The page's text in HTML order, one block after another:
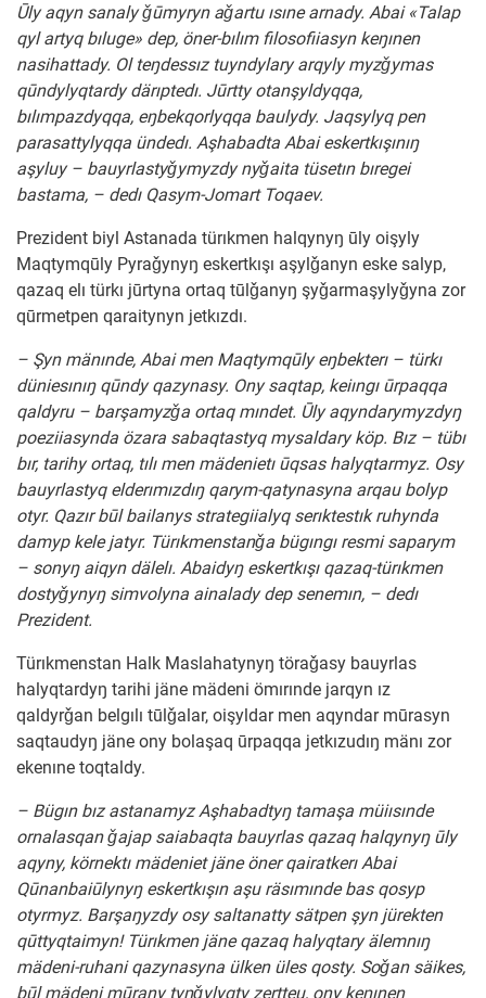
Ūly aqyn sanaly ǧūmyryn aǧartu ısıne arnady. Abai «Talap
qyl artyq bıluge» dep, öner-bılım filosofiiasyn keŋınen
nasihattady. Ol teŋdessız tuyndylary arqyly myzǧymas
qūndylyqtardy därıptedı. Jūrtty otanşyldyqqa,
bılımpazdyqqa, eŋbekqorlyqqa baulydy. Jaqsylyq pen
parasattylyqqa ündedı. Aşhabadta Abai eskertkışınıŋ
aşyluy – bauyrlastyǧymyzdy nyǧaita tüsetın bıregei
bastama, – dedı Qasym-Jomart Toqaev.
Prezident biyl Astanada türıkmen halqynyŋ ūly oişyly
Maqtymqūly Pyraǧynyŋ eskertkışı aşylǧanyn eske salyp,
qazaq elı türkı jūrtyna ortaq tūlǧanyŋ şyǧarmaşylyǧyna zor
qūrmetpen qaraitynyn jetkızdı.
– Şyn mänınde, Abai men Maqtymqūly eŋbekterı – türkı
düniesınıŋ qūndy qazynasy. Ony saqtap, keiıngı ūrpaqqa
qaldyru – barşamyzǧa ortaq mındet. Ūly aqyndarymyzdyŋ
poeziiasynda özara sabaqtastyq mysaldary köp. Bız – tübı
bır, tarihy ortaq, tılı men mädenietı ūqsas halyqtarmyz. Osy
bauyrlastyq elderımızdıŋ qarym-qatynasyna arqau bolyp
otyr. Qazır būl bailanys strategiialyq serıktestık ruhynda
damyp kele jatyr. Türıkmenstanǧa bügıngı resmi saparym
– sonyŋ aiqyn dälelı. Abaidyŋ eskertkışı qazaq-türıkmen
dostyǧynyŋ simvolyna ainalady dep senemın, – dedı
Prezident.
Türıkmenstan Halk Maslahatynyŋ töraǧasy bauyrlas
halyqtardyŋ tarihi jäne mädeni ömırınde jarqyn ız
qaldyrǧan belgılı tūlǧalar, oişyldar men aqyndar mūrasyn
saqtaudyŋ jäne ony bolaşaq ūrpaqqa jetkızudıŋ mänı zor
ekenıne toqtaldy.
– Bügın bız astanamyz Aşhabadtyŋ tamaşa müiısınde
ornalasqan ǧajap saiabaqta bauyrlas qazaq halqynyŋ ūly
aqyny, körnektı mädeniet jäne öner qairatkerı Abai
Qūnanbaiūlynyŋ eskertkışın aşu räsımınde bas qosyp
otyrmyz. Barşaŋyzdy osy saltanatty sätpen şyn jürekten
qūttyqtaimyn! Türıkmen jäne qazaq halyqtary älemnıŋ
mädeni-ruhani qazynasyna ülken üles qosty. Soǧan säikes,
būl mädeni mūrany tyŋǧylyqty zertteu, ony keŋınen